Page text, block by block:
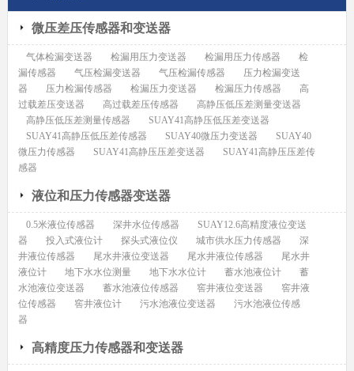
微压差压传感器和变送器
气体检漏变送器 检漏用压力变送器 检漏用压力传感器
检
漏传感器
气压检漏变送器 气压检漏传感器
压力检漏变送
器
压力检漏传感器 检漏压力变送器 检漏压力传感器
高
过载差压变送器
高过载差压传感器
高静压低压差测量变送器
高静压低压差测量传感器
SUAY41高静压低压差变送器
SUAY41高静压低压差传感器
SUAY40微压力变送器
SUAY40
微压力传感器
SUAY41高静压压差变送器
SUAY41高静压压差传
感器
液位和压力传感器变送器
0.5米液位传感器 深井水位传感器
SUAY12.6高精度液位变送
器
投入式液位计 探头式液位仪 城市供水压力传感器
深
井液位传感器
尾水井液位变送器 尾水井液位传感器
尾水井
液位计
地下水水位测量 地下水水位计 蓄水池液位计
蓄
水池液位变送器
蓄水池液位传感器 窖井液位变送器
窖井液
位传感器
窖井液位计 污水池液位变送器
污水池液位传感
器
高精度压力传感器和变送器